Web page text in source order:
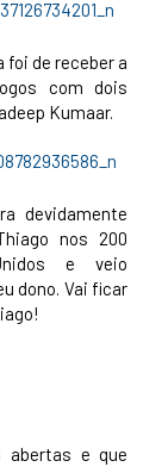
foi de receber a
com dois
Kumaar.
devidamente
nos 200
e veio
dono. Vai ficar
abertas e que